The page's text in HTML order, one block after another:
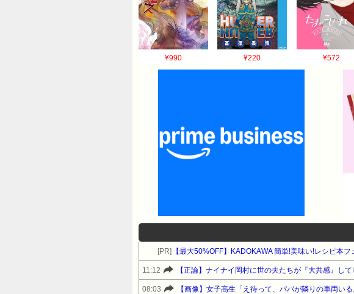
¥990 ¥220 ¥572
[PR] 【最大50%OFF】KADOKAWA 簡単!美味い!レシピ本
11:12 【正論】ナイナイ岡村に世の夫たちが『大共感』し
08:03 【画像】女子高生「え待って、パパが隣りの車両いる